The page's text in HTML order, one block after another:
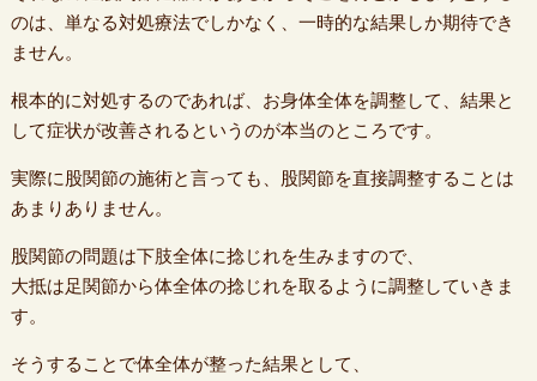
のは、単なる対処療法でしかなく、一時的な結果しか期待でき
ません。
根本的に対処するのであれば、お身体全体を調整して、結果と
して症状が改善されるというのが本当のところです。
実際に股関節の施術と言っても、股関節を直接調整することは
あまりありません。
股関節の問題は下肢全体に捻じれを生みますので、
大抵は足関節から体全体の捻じれを取るように調整していきま
す。
そうすることで体全体が整った結果として、